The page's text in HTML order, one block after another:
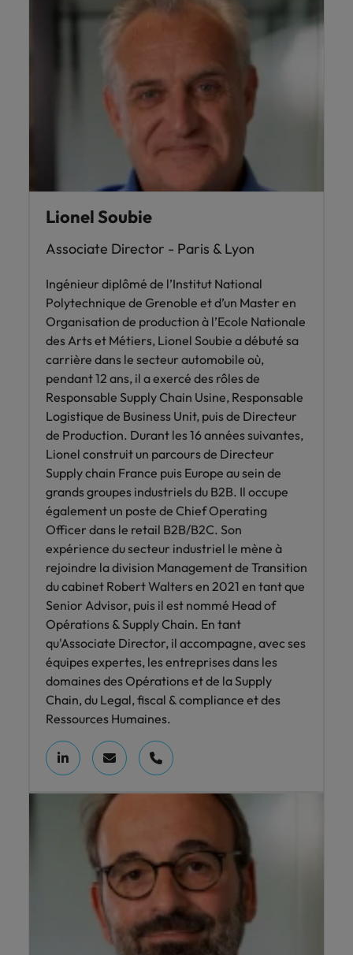
Lionel Soubie
Associate Director - Paris & Lyon
Ingénieur diplômé de l’Institut National
Polytechnique de Grenoble et d’un Master en
Organisation de production à l’Ecole Nationale
des Arts et Métiers, Lionel Soubie a débuté sa
carrière dans le secteur automobile où,
pendant 12 ans, il a exercé des rôles de
Responsable Supply Chain Usine, Responsable
Logistique de Business Unit, puis de Directeur
de Production. Durant les 16 années suivantes,
Lionel construit un parcours de Directeur
Supply chain France puis Europe au sein de
grands groupes industriels du B2B. Il occupe
également un poste de Chief Operating
Officer dans le retail B2B/B2C. Son
expérience du secteur industriel le mène à
rejoindre la division Management de Transition
du cabinet Robert Walters en 2021 en tant que
Senior Advisor, puis il est nommé Head of
Opérations & Supply Chain. En tant
qu'Associate Director, il accompagne, avec ses
équipes expertes, les entreprises dans les
domaines des Opérations et de la Supply
Chain, du Legal, fiscal & compliance et des
Ressources Humaines.